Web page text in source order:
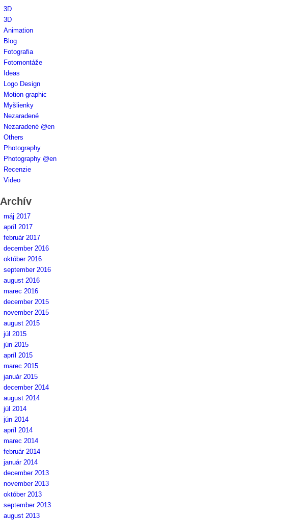
3D
3D
Animation
Blog
Fotografia
Fotomontáže
Ideas
Logo Design
Motion graphic
Myšlienky
Nezaradené
Nezaradené @en
Others
Photography
Photography @en
Recenzie
Video
Archív
máj 2017
apríl 2017
február 2017
december 2016
október 2016
september 2016
august 2016
marec 2016
december 2015
november 2015
august 2015
júl 2015
jún 2015
apríl 2015
marec 2015
január 2015
december 2014
august 2014
júl 2014
jún 2014
apríl 2014
marec 2014
február 2014
január 2014
december 2013
november 2013
október 2013
september 2013
august 2013